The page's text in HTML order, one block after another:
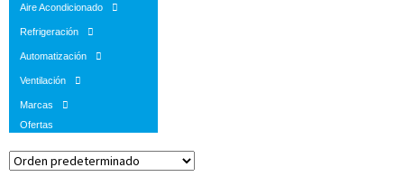
Aire Acondicionado
Refrigeración
Automatización
Ventilación
Marcas
Ofertas